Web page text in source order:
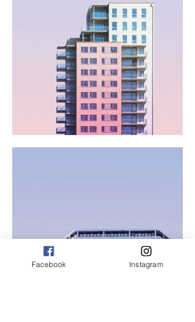
Facebook Instagram